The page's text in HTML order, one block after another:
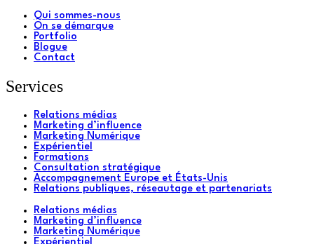
Qui sommes-nous
On se démarque
Portfolio
Blogue
Contact
Services
Relations médias
Marketing d’influence
Marketing Numérique
Expérientiel
Formations
Consultation stratégique
Accompagnement Europe et États-Unis
Relations publiques, réseautage et partenariats
Relations médias
Marketing d’influence
Marketing Numérique